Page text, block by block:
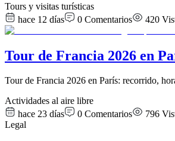
Tours y visitas turísticas
hace 12 días
0 Comentarios 420
Tour de Francia 2026 en
Tour de Francia 2026 en París: recorrido,
Actividades al aire libre
hace 23 días
0 Comentarios 796
Legal